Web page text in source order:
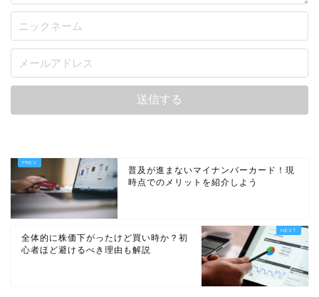
普及が進まないマイナンバーカード！現
時点でのメリットを紹介しよう
全体的に株価下がったけど買い時か？初
心者ほど避けるべき理由も解説